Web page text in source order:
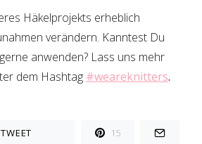
Häkelprojekts erheblich
verändern. Kanntest Du
anwenden? Lass uns mehr
dem Hashtag #weareknitters.
TWEET 15